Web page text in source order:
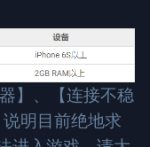
】、【连接不稳
明目前绝地求